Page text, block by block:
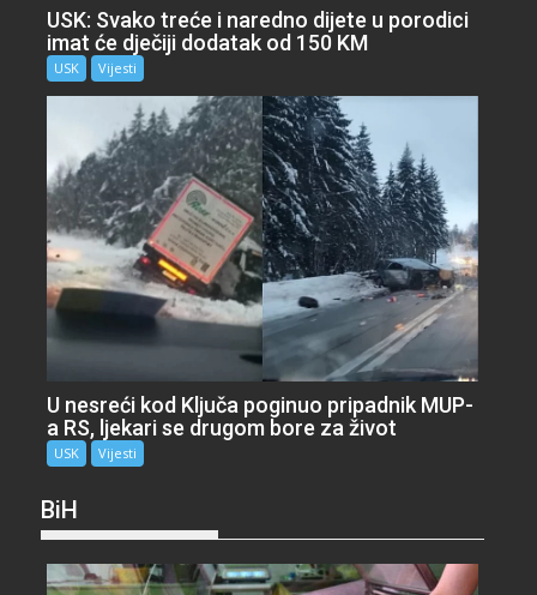
USK: Svako treće i naredno dijete u porodici
imat će dječiji dodatak od 150 KM
USK Vijesti
U nesreći kod Ključa poginuo pripadnik MUP-
a RS, ljekari se drugom bore za život
USK Vijesti
BiH